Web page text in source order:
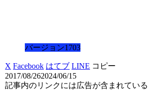
バージョン1703
X Facebook はてブ LINE コピー
2017/08/262024/06/15
記事内のリンクには広告が含まれている